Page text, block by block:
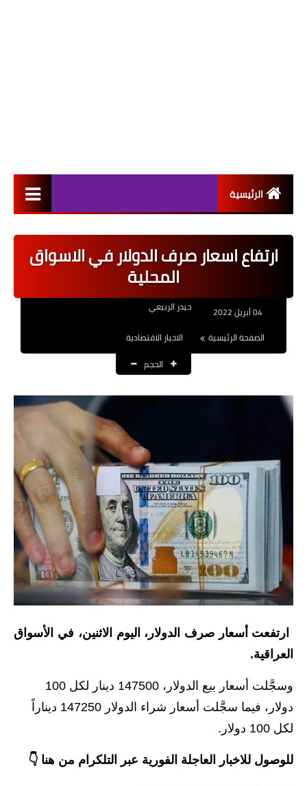
الرئيسية
اخبار القطاع العام
اخبار القطاع الخاص
العقود والاجور اليومية
القروض والسلف
المنح المالية
قطع الاراضي
اخبار العراق
الاخبار السياسية
الاخبار الامنية
الاخبار الاقتصادية
المدارس
نتائج الامتحانات
ارتفاع اسعار صرف الدولار في الاسواق
المحلية
04 أبريل 2022
حيدر الربيعي
الصفحة الرئيسية
الاخبار الاقتصادية
الحجم
ارتفعت أسعار صرف الدولار، اليوم الاثنين، في الأسواق
العراقية.
وسجَّلت أسعار بيع الدولار، 147500 دينار لكل 100
دولار، فيما سجَّلت أسعار شراء الدولار 147250 ديناراً
لكل 100 دولار.
للوصول للاخبار العاجلة الفورية عبر التلكرام من هنا 👇